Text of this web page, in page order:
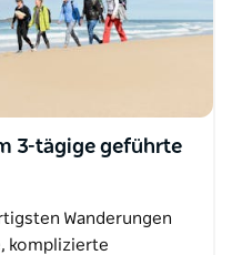
3-tägige geführte
Wanderungen
komplizierte